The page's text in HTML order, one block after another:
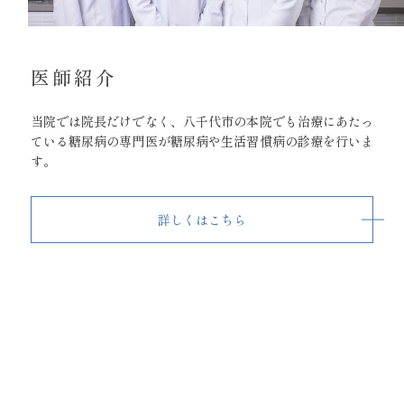
医師紹介
当院では院長だけでなく、八千代市の本院でも治療にあたっ
ている糖尿病の専門医が糖尿病や生活習慣病の診療を行いま
す。
詳しくはこちら